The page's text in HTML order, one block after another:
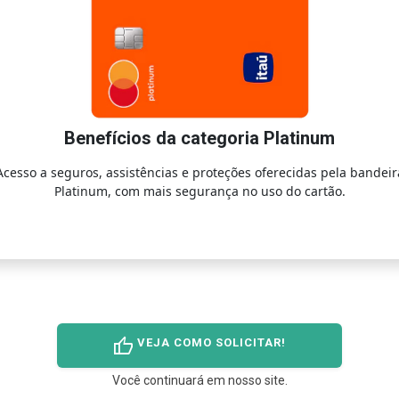
Benefícios da categoria Platinum
a seguros, assistências e proteções oferecidas pela
Platinum, com mais segurança no uso do cartão.
thumb_up VEJA COMO SOLICITAR!
Você continuará em nosso site.